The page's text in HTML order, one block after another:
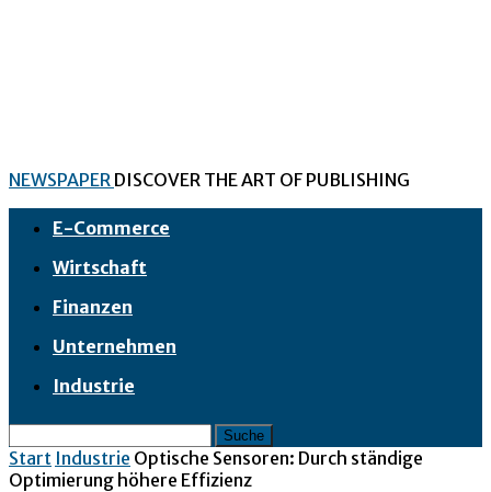
NEWSPAPER DISCOVER THE ART OF PUBLISHING
E-Commerce
Wirtschaft
Finanzen
Unternehmen
Industrie
Start Industrie Optische Sensoren: Durch ständige
Optimierung höhere Effizienz